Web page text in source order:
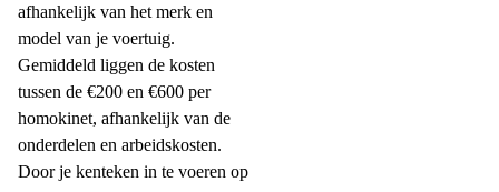
afhankelijk van het merk en
model van je voertuig.
Gemiddeld liggen de kosten
tussen de €200 en €600 per
homokinet, afhankelijk van de
onderdelen en arbeidskosten.
Door je kenteken in te voeren op